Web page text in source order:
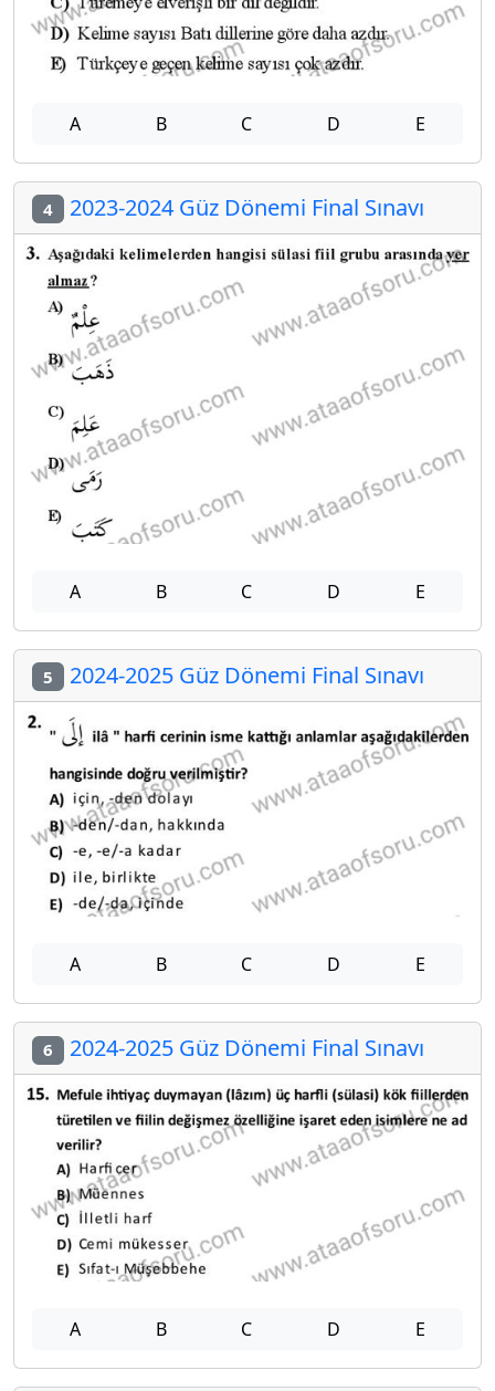
A B C D E
4 2023-2024 Güz Dönemi Final Sınavı
A B C D E
5 2024-2025 Güz Dönemi Final Sınavı
A B C D E
6 2024-2025 Güz Dönemi Final Sınavı
A B C D E